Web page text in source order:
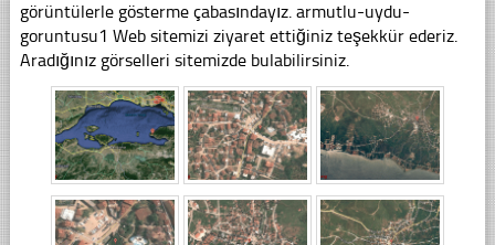
görüntülerle gösterme çabasındayız. armutlu-uydu-
goruntusu1 Web sitemizi ziyaret ettiğiniz teşekkür ederiz.
Aradığınız görselleri sitemizde bulabilirsiniz.